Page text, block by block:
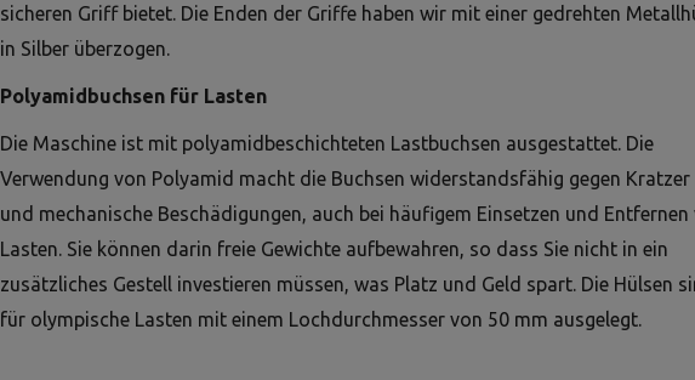
sicheren Griff bietet. Die Enden der Griffe haben wir mit einer gedrehten
in Silber überzogen.
Polyamidbuchsen für Lasten
Die Maschine ist mit polyamidbeschichteten Lastbuchsen ausgestattet. Die
Verwendung von Polyamid macht die Buchsen widerstandsfähig gegen Kratzer
und mechanische Beschädigungen, auch bei häufigem Einsetzen und Entfernen
Lasten. Sie können darin freie Gewichte aufbewahren, so dass Sie nicht in ein
zusätzliches Gestell investieren müssen, was Platz und Geld spart. Die Hülsen
für olympische Lasten mit einem Lochdurchmesser von 50 mm ausgelegt.